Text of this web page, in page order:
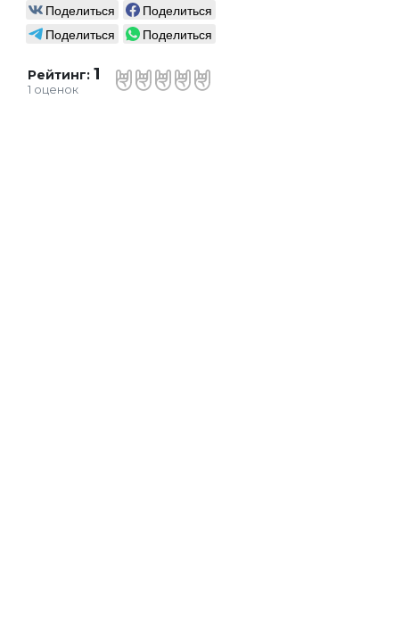
Поделиться
Поделиться
Поделиться
Поделиться
Рейтинг: 1
1 оценок